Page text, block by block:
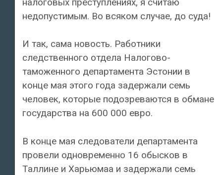
недопустимым. Во всяком случае, до суда!
И так, сама новость. Работники
следственного отдела Налогово-
таможенного департамента Эстонии в
конце мая этого года задержали семь
человек, которые подозреваются в обмане
государства на 600 000 евро.
В конце мая следователи департамента
провели одновременно 16 обысков в
Таллине и Харьюмаа и задержали семь